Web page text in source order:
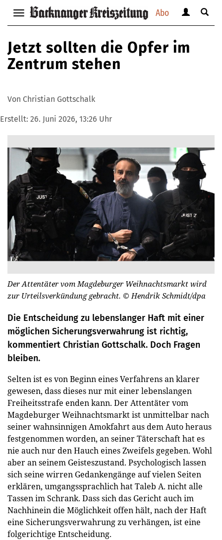
Abo
Navigation
anzeigen
verbergen
anzeigen
verbergen
Suche
Jetzt sollten die Opfer im
Zentrum stehen
Von Christian Gottschalk
Erstellt: 26. Juni 2026, 13:26 Uhr
Der Attentäter vom Magdeburger Weihnachtsmarkt wird
zur Urteilsverkündung gebracht. © Hendrik Schmidt/dpa
Die Entscheidung zu lebenslanger Haft mit einer
möglichen Sicherungsverwahrung ist richtig,
kommentiert Christian Gottschalk. Doch Fragen
bleiben.
Selten ist es von Beginn eines Verfahrens an klarer
gewesen, dass dieses nur mit einer lebenslangen
Freiheitsstrafe enden kann. Der Attentäter vom
Magdeburger Weihnachtsmarkt ist unmittelbar nach
seiner wahnsinnigen Amokfahrt aus dem Auto heraus
festgenommen worden, an seiner Täterschaft hat es
nie auch nur den Hauch eines Zweifels gegeben. Wohl
aber an seinem Geisteszustand. Psychologisch lassen
sich seine wirren Gedankengänge auf vielen Seiten
erklären, umgangssprachlich hat Taleb A. nicht alle
Tassen im Schrank. Dass sich das Gericht auch im
Nachhinein die Möglichkeit offen hält, nach der Haft
eine Sicherungsverwahrung zu verhängen, ist eine
folgerichtige Entscheidung.